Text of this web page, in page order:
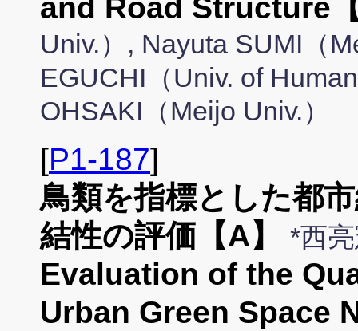
and Road Structure
Univ.）, Nayuta SUMI（
EGUCHI（Univ. of
OHSAKI（Meijo Univ.）
[P1-187]
鳥類を指標とした都
結性の評価【A】
*西
Evaluation of the
Urban Green Space